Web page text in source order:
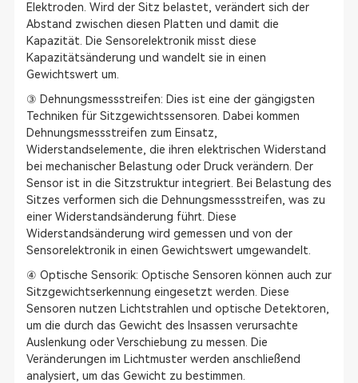
Elektroden. Wird der Sitz belastet, verändert sich der
Abstand zwischen diesen Platten und damit die
Kapazität. Die Sensorelektronik misst diese
Kapazitätsänderung und wandelt sie in einen
Gewichtswert um.
③ Dehnungsmessstreifen: Dies ist eine der gängigsten
Techniken für Sitzgewichtssensoren. Dabei kommen
Dehnungsmessstreifen zum Einsatz,
Widerstandselemente, die ihren elektrischen Widerstand
bei mechanischer Belastung oder Druck verändern. Der
Sensor ist in die Sitzstruktur integriert. Bei Belastung des
Sitzes verformen sich die Dehnungsmessstreifen, was zu
einer Widerstandsänderung führt. Diese
Widerstandsänderung wird gemessen und von der
Sensorelektronik in einen Gewichtswert umgewandelt.
④ Optische Sensorik: Optische Sensoren können auch zur
Sitzgewichtserkennung eingesetzt werden. Diese
Sensoren nutzen Lichtstrahlen und optische Detektoren,
um die durch das Gewicht des Insassen verursachte
Auslenkung oder Verschiebung zu messen. Die
Veränderungen im Lichtmuster werden anschließend
analysiert, um das Gewicht zu bestimmen.